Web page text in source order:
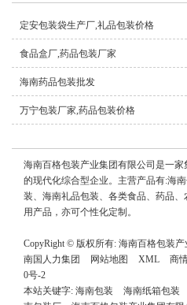
定安包装袋生产厂,礼品包装价格
食品盒厂,药品包装厂家
海南药品包装批发
万宁包装厂家,药品包装价格
海南百格包装产业集团有限公司是一
的现代化综合型企业。主营产品有:海
装、海南礼品包装、各类食品、药品
用产品，亦可个性化定制。
CopyRight © 版权所有: 海南百格包装产
南国人力集团
网站地图 XML 商
0号-2
本站关键字: 海南包装 海南纸箱包装